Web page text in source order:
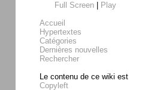
Full Screen|
Play
Accueil
Hypertextes
Catégories
Dernières nouvelles
Rechercher
Le contenu de ce wiki est
Copyleft